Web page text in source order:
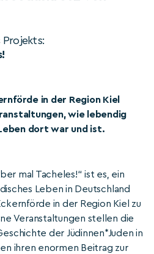
Projekts:
in der Region Kiel
wie lebendig
dort war und ist.
mal Tacheles!“ ist es, ein
Leben in Deutschland
in der Region Kiel zu
Veranstaltungen stellen die
der Jüdinnen*Juden in
ihren enormen Beitrag zur